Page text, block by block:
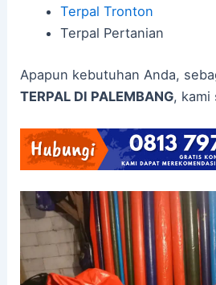
Terpal Tronton
Terpal Pertanian
Apapun kebutuhan Anda,
TERPAL DI PALEMBANG, kami